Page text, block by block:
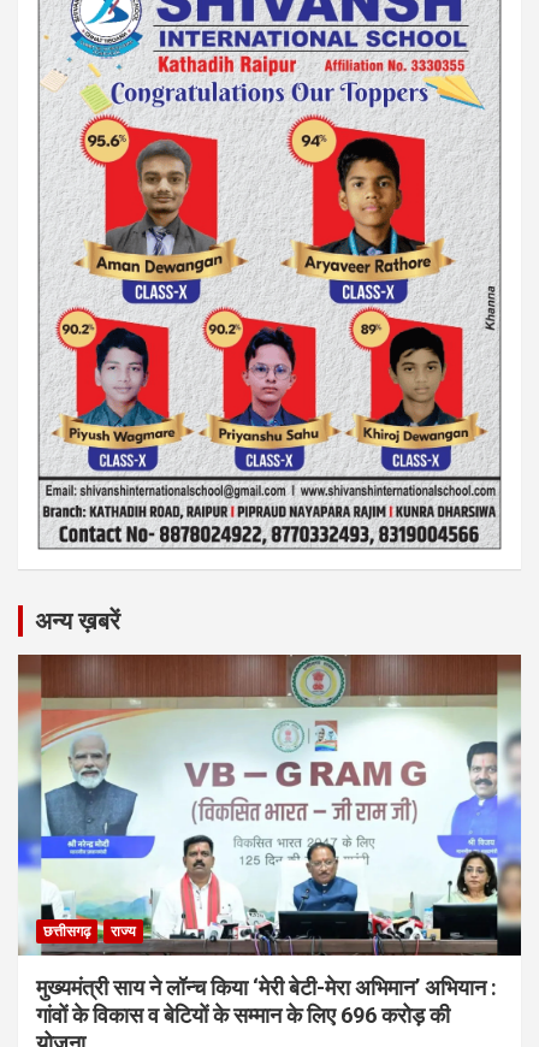
अन्य ख़बरें
छत्तीसगढ़ राज्य
मुख्यमंत्री साय ने लॉन्च किया ‘मेरी बेटी-मेरा अभिमान’ अभियान :
गांवों के विकास व बेटियों के सम्मान के लिए 696 करोड़ की